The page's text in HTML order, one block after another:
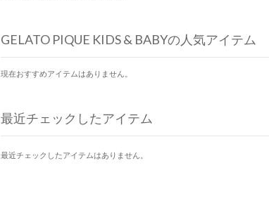
GELATO PIQUE KIDS & BABYの人気アイテム
現在おすすめアイテムはありません。
最近チェックしたアイテム
最近チェックしたアイテムはありません。